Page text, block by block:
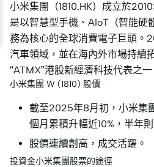
小米集團（1810.HK）成立於
是以智慧型手機、AIoT（智能硬
務為核心的全球消費電子巨頭。
汽車領域，並在海內外市場持續
“ATMX”港股新經濟科技代表之一
小米集團 W (1810) 股價
截至2025年8月初，小米集
個月累積升幅近10%，半年
股價連續創高，成交活躍。
投資金小米集團股票的途徑